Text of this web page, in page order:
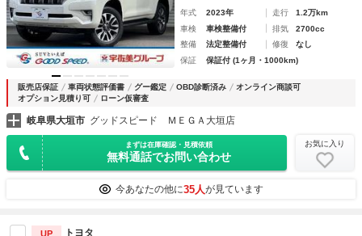
年式 2023年 走行
1.2万km
車検
車検整備付 排気
2700cc
整備
法定整備付 修復
なし
保証
保証付 (1ヶ月・1000km)
販売店保証 車両状態評価書 グー鑑定 OBD診断済み
オンライン商談可
オプション見積り可
ローン仮審査
岐阜県大垣市 グッドスピード ＭＥＧＡ大垣店
まずは在庫確認・見積依頼
無料通話でお問い合わせ
お気に入り
今あなたの他に35人が見ています
UP トヨタ